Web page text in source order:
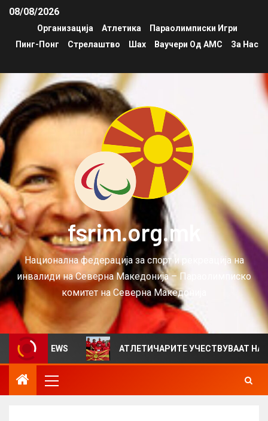
08/08/2026
Организација Атлетика
Параолимписки Игри
Пинг-Понг
Стрелаштво Шах Ваучери Од АМС За Нас
fsrim.org.mk
Национална федерација за спорт и рекреација на
инвалиди на Северна Македонија – Параолимписко
комитет на Северна Македонија
VIEWS АТЛЕТИЧАРИТЕ УЧЕСТВУВААТ НА